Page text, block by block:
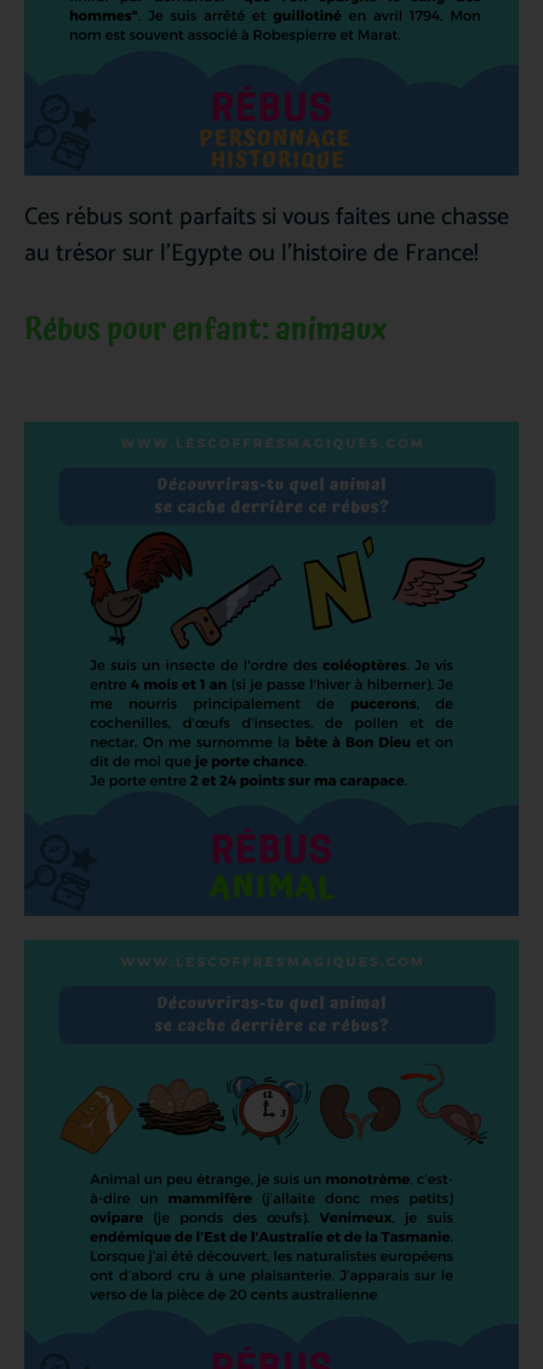
Ces rébus sont parfaits si vous faites une chasse
au trésor sur l’Egypte ou l’histoire de France!
Rébus pour enfant: animaux